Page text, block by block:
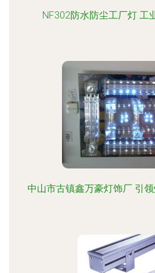
NF302防水防尘工厂灯 工
中山市古镇鑫万豪灯饰厂 引